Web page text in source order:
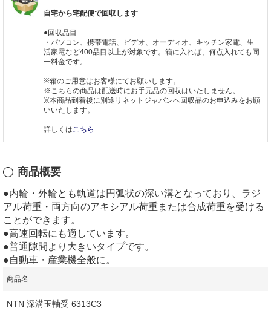
自宅から宅配便で回収します
●回収品目
・パソコン、携帯電話、ビデオ、オーディオ、キッチン家電、生
活家電など400品目以上が対象です。箱に入れば、何点入れても同
一料金です。
※箱のご用意はお客様にてお願いします。
※こちらの商品は配送時にお手元品の回収はいたしません。
※本商品到着後に別途リネットジャパンへ回収品のお申込みをお願
いいたします。
詳しくはこちら
商品概要
●内輪・外輪とも軌道は円弧状の深い溝となっており、ラジ
アル荷重・両方向のアキシアル荷重または合成荷重を受ける
ことができます。
●高速回転にも適しています。
●普通隙間より大きいタイプです。
●自動車・産業機全般に。
商品名
NTN 深溝玉軸受 6313C3